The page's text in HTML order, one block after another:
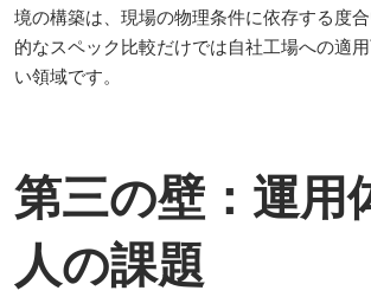
境の構築は、現場の物理条件に依存する度
的なスペック比較だけでは自社工場への適
い領域です。
第三の壁：運用
人の課題